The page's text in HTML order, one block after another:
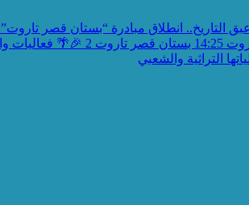
التاريخ.. انطلاق مبادرة “بستان قصر تاروت”
14:25 بستان قصر تاروت 2 🎉🌴 فعاليات واجواء
التراثية والشعبي